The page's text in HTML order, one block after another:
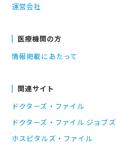
運営会社
医療機関の方
情報掲載にあたって
関連サイト
ドクターズ・ファイル
ドクターズ・ファイル ジョブズ
ホスピタルズ・ファイル